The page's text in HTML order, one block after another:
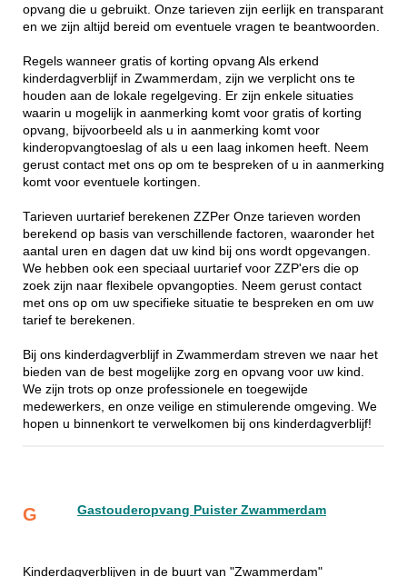
opvang die u gebruikt. Onze tarieven zijn eerlijk en transparant
en we zijn altijd bereid om eventuele vragen te beantwoorden.
Regels wanneer gratis of korting opvang Als erkend
kinderdagverblijf in Zwammerdam, zijn we verplicht ons te
houden aan de lokale regelgeving. Er zijn enkele situaties
waarin u mogelijk in aanmerking komt voor gratis of korting
opvang, bijvoorbeeld als u in aanmerking komt voor
kinderopvangtoeslag of als u een laag inkomen heeft. Neem
gerust contact met ons op om te bespreken of u in aanmerking
komt voor eventuele kortingen.
Tarieven uurtarief berekenen ZZPer Onze tarieven worden
berekend op basis van verschillende factoren, waaronder het
aantal uren en dagen dat uw kind bij ons wordt opgevangen.
We hebben ook een speciaal uurtarief voor ZZP'ers die op
zoek zijn naar flexibele opvangopties. Neem gerust contact
met ons op om uw specifieke situatie te bespreken en om uw
tarief te berekenen.
Bij ons kinderdagverblijf in Zwammerdam streven we naar het
bieden van de best mogelijke zorg en opvang voor uw kind.
We zijn trots op onze professionele en toegewijde
medewerkers, en onze veilige en stimulerende omgeving. We
hopen u binnenkort te verwelkomen bij ons kinderdagverblijf!
G Gastouderopvang Puister Zwammerdam
Kinderdagverblijven in de buurt van "Zwammerdam"